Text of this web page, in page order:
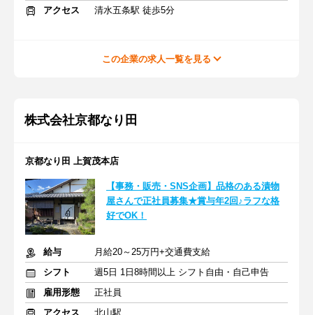
アクセス
清水五条駅 徒歩5分
この企業の求人一覧を見る
株式会社京都なり田
京都なり田 上賀茂本店
【事務・販売・SNS企画】品格のある漬物
屋さんで正社員募集★賞与年2回♪ラフな格
好でOK！
給与
月給20～25万円+交通費支給
シフト
週5日 1日8時間以上 シフト自由・自己申告
雇用形態
正社員
アクセス
北山駅